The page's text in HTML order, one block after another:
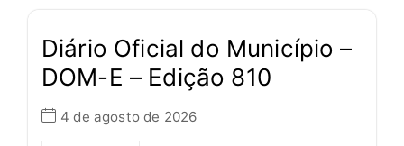
Diário Oficial do Município –
DOM-E – Edição 810
4 de agosto de 2026